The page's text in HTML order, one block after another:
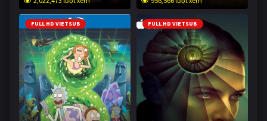
FULL HD VIETSUB FULL HD VIETSUB